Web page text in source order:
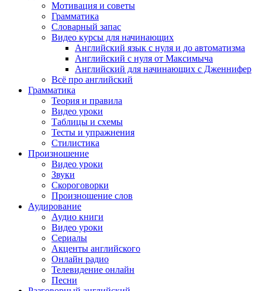
Мотивация и советы
Грамматика
Словарный запас
Видео курсы для начинающих
Английский язык с нуля и до автоматизма
Английский с нуля от Максимыча
Английский для начинающих с Дженнифер
Всё про английский
Грамматика
Теория и правила
Видео уроки
Таблицы и схемы
Тесты и упражнения
Стилистика
Произношение
Видео уроки
Звуки
Скороговорки
Произношение слов
Аудирование
Аудио книги
Видео уроки
Сериалы
Акценты английского
Онлайн радио
Телевидение онлайн
Песни